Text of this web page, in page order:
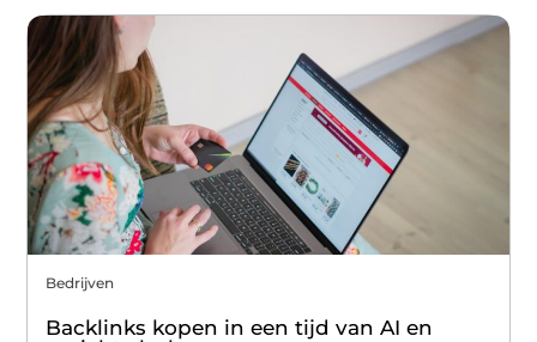
Bedrijven
Backlinks kopen in een tijd van AI en